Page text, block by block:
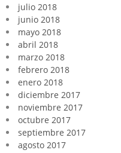
julio 2018
junio 2018
mayo 2018
abril 2018
marzo 2018
febrero 2018
enero 2018
diciembre 2017
noviembre 2017
octubre 2017
septiembre 2017
agosto 2017